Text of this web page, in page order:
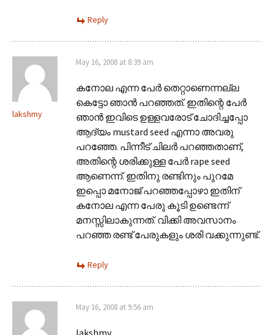
Reply
lakshmy
May 16, 2008 at 8:39 am
കനോല എന്ന പേര്‍ തെറ്റാണെന്നല്ല
കെട്ടോ ഞാന്‍ പറഞ്ഞത്. ഇതിന്റെ പേര്‍
ഞാന്‍ ഇവിടെ ഉള്ളവരോട് ചോദിച്ചപ്പോ
ആദ്യം mustard seed എന്നാ അവരു
പറഞ്ഞേ. പിന്നീട് ചിലര്‍ പറഞ്ഞതാണ്,
അതിന്റെ ശരിക്കുള്ള പേര്‍ rape seed
ആണെന്ന്. ഇതിനു രണ്ടിനും പുറമേ
ഇപ്പൊ മനോജ് പറഞ്ഞപ്പോഴാ ഇതിന്
കനോല എന്ന പേരു കൂടി ഉണ്ടെന്ന്
മനസ്സിലാകുന്നത്. വിക്കി അവസാനം
പറഞ്ഞ രണ്ട് പേരുകളും ശരി വക്കുന്നുണ്ട്.
Reply
May 16, 2008 at 9:56 am
lakshmy